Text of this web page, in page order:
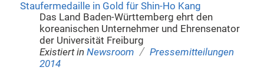
Staufermedaille in Gold für Shin-Ho Kang
Das Land Baden-Württemberg ehrt den
koreanischen Unternehmer und Ehrensenator
der Universität Freiburg
Existiert in Newsroom / Pressemitteilungen
2014